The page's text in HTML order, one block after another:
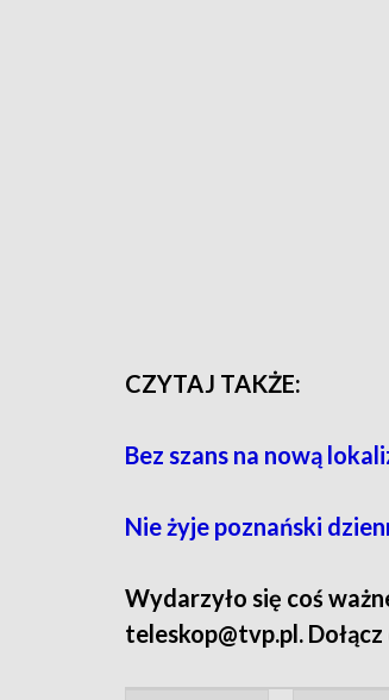
CZYTAJ TAKŻE:
Bez szans na nową
Nie żyje poznański
Wydarzyło się coś
teleskop@tvp.pl.